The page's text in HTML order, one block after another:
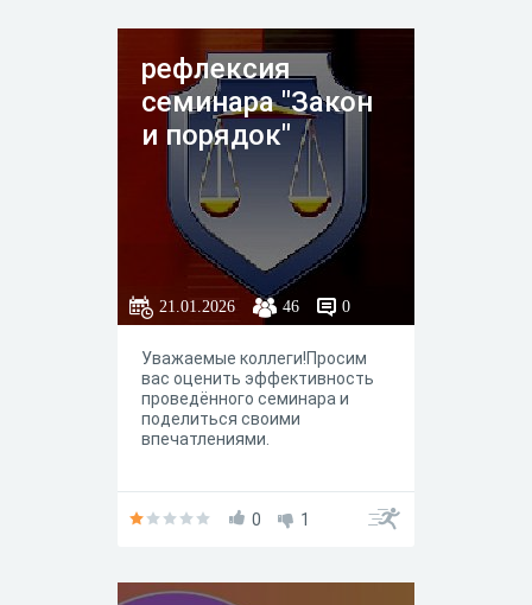
рефлексия
семинара "Закон
и порядок"
21.01.2026 46 0
Уважаемые коллеги!Просим
вас оценить эффективность
проведённого семинара и
поделиться своими
впечатлениями.
0 1